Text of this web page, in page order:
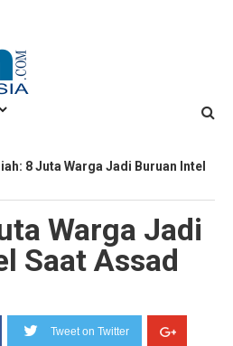
8 Juta Warga Jadi Buruan Intel
Warga Jadi
Saat Assad
Tweet on Twitter